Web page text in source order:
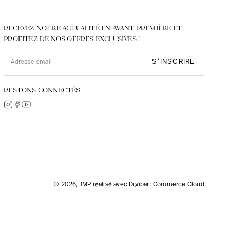
RECEVEZ NOTRE ACTUALITÉ EN AVANT-PREMIÈRE ET
PROFITEZ DE NOS OFFRES EXCLUSIVES !
S’INSCRIRE
RESTONS CONNECTÉS
© 2026, JMP réalisé avec Digipart Commerce Cloud